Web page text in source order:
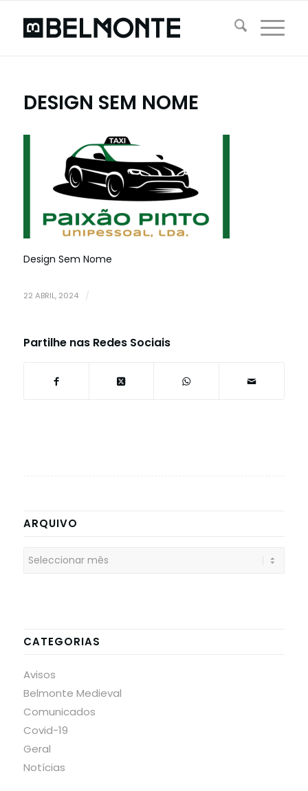
DESIGN SEM NOME
Design Sem Nome
22 ABRIL, 2024 /
Partilhe nas Redes Sociais
ARQUIVO
CATEGORIAS
Avisos
Belmonte Medieval
Comunicados
Covid-19
Geral
Notícias